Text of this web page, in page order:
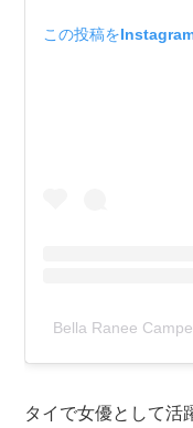
この投稿を
Bella Ranee
タイで女優として活